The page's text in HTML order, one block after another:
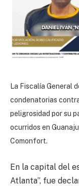
La Fiscalía General
condenatorias
peligrosidad por su
ocurridos en
Comonfort.
En la capital del
Atlanta”, fue